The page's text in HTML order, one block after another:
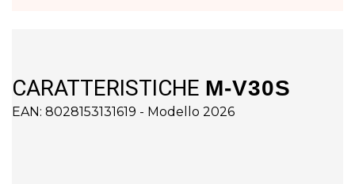
CARATTERISTICHE M-V30S
EAN: 8028153131619 - Modello 2026